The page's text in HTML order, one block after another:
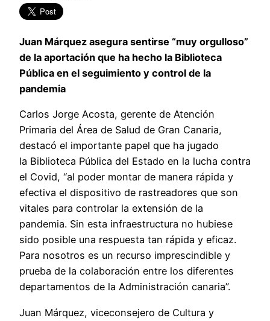
Juan Márquez asegura sentirse “muy orgulloso”
de la aportación que ha hecho la Biblioteca
Pública en el seguimiento y control de la
pandemia
Carlos Jorge Acosta, gerente de Atención
Primaria del Área de Salud de Gran Canaria,
destacó el importante papel que ha jugado
la Biblioteca Pública del Estado en la lucha contra
el Covid, “al poder montar de manera rápida y
efectiva el dispositivo de rastreadores que son
vitales para controlar la extensión de la
pandemia. Sin esta infraestructura no hubiese
sido posible una respuesta tan rápida y eficaz.
Para nosotros es un recurso imprescindible y
prueba de la colaboración entre los diferentes
departamentos de la Administración canaria”.
Juan Márquez, viceconsejero de Cultura y